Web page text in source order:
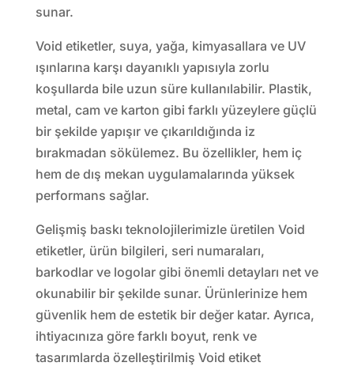
sunar.
Void etiketler, suya, yağa, kimyasallara ve UV
ışınlarına karşı dayanıklı yapısıyla zorlu
koşullarda bile uzun süre kullanılabilir. Plastik,
metal, cam ve karton gibi farklı yüzeylere güçlü
bir şekilde yapışır ve çıkarıldığında iz
bırakmadan sökülemez. Bu özellikler, hem iç
hem de dış mekan uygulamalarında yüksek
performans sağlar.
Gelişmiş baskı teknolojilerimizle üretilen Void
etiketler, ürün bilgileri, seri numaraları,
barkodlar ve logolar gibi önemli detayları net ve
okunabilir bir şekilde sunar. Ürünlerinize hem
güvenlik hem de estetik bir değer katar. Ayrıca,
ihtiyacınıza göre farklı boyut, renk ve
tasarımlarda özelleştirilmiş Void etiket